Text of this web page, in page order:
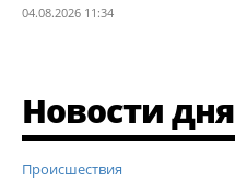
04.08.2026 11:34
Новости дня
Происшествия